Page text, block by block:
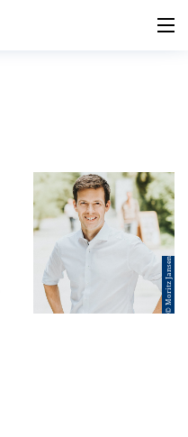
© Moritz Jansen